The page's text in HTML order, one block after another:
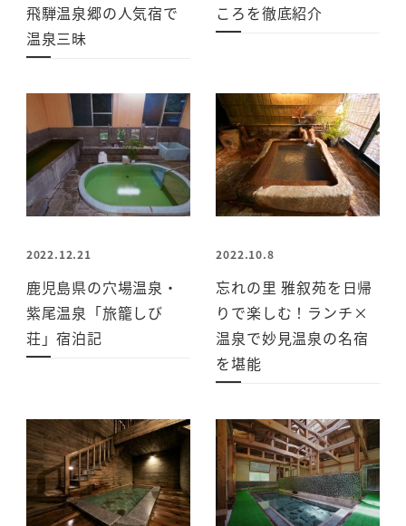
飛騨温泉郷の人気宿で
温泉三昧
ころを徹底紹介
2022.12.21
鹿児島県の穴場温泉・
紫尾温泉「旅籠しび
荘」宿泊記
2022.10.8
忘れの里 雅叙苑を日帰
りで楽しむ！ランチ×
温泉で妙見温泉の名宿
を堪能